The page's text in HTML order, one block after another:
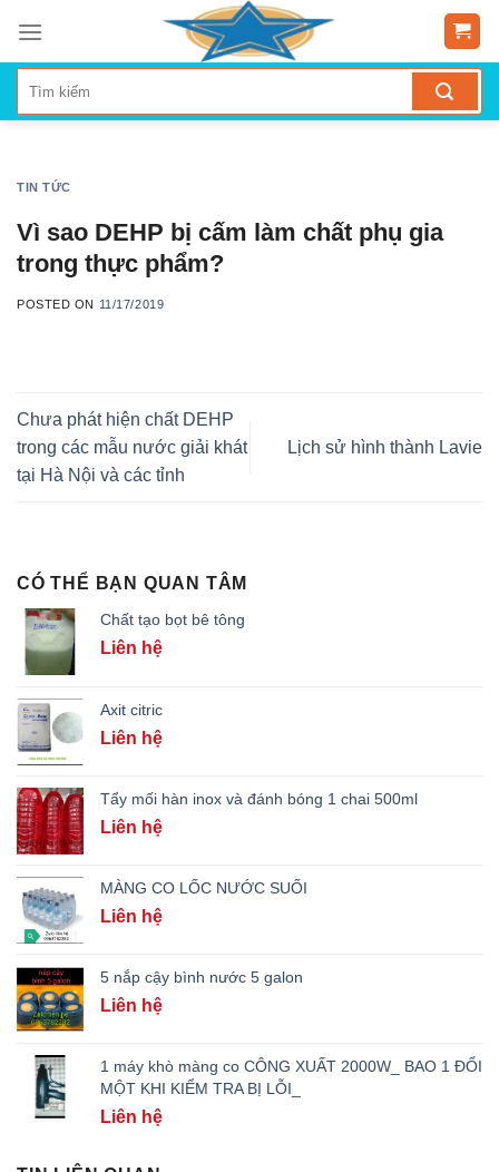
content
TIN TỨC
Vì sao DEHP bị cấm làm chất phụ gia
trong thực phẩm?
POSTED ON 11/17/2019
Chưa phát hiện chất DEHP
trong các mẫu nước giải khát
tại Hà Nội và các tỉnh
Lịch sử hình thành Lavie
CÓ THỂ BẠN QUAN TÂM
Chất tạo bọt bê tông
Liên hệ
Axit citric
Liên hệ
Tẩy mối hàn inox và đánh bóng 1 chai 500ml
Liên hệ
MÀNG CO LỐC NƯỚC SUỐI
Liên hệ
5 nắp cậy bình nước 5 galon
Liên hệ
1 máy khò màng co CÔNG XUẤT 2000W_ BAO 1 ĐỔI
MỘT KHI KIỂM TRA BỊ LỖI_
Liên hệ